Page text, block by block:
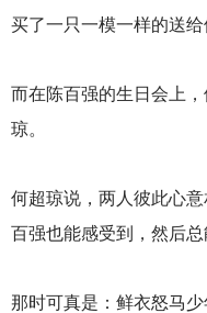
买了一只一模一样的送给
而在陈百强的生日会上
琼。
何超琼说，两人彼此心
百强也能感受到，然后总
那时可真是：鲜衣怒马少